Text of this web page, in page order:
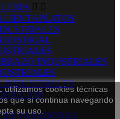
utilizamos cookies técnicas
que si continua navegando
su uso.
 
INDUSTRIALES
INDUSTRIALES
ENVASADORAS